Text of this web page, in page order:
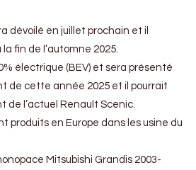
dévoilé en juillet prochain et il
fin de l’automne 2025.
électrique (BEV) et sera présenté
de cette année 2025 et il pourrait
de l’actuel Renault Scenic.
produits en Europe dans les usine du
Mitsubishi Grandis 2003-